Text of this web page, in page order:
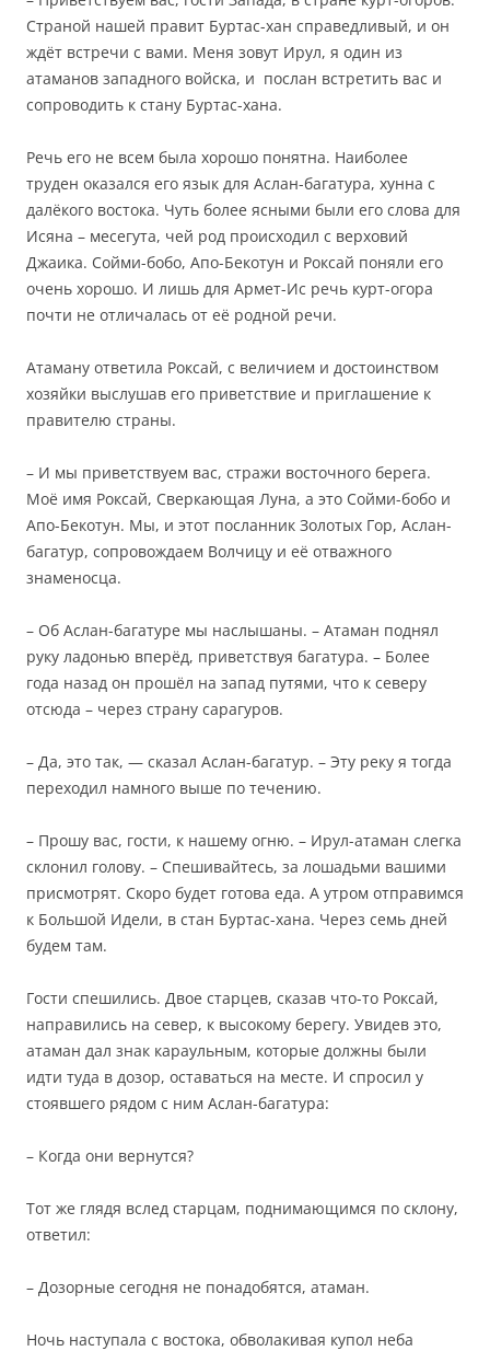
Страной нашей правит Буртас-хан справедливый, и он
ждёт встречи с вами. Меня зовут Ирул, я один из
атаманов западного войска, и послан встретить вас и
сопроводить к стану Буртас-хана.
Речь его не всем была хорошо понятна. Наиболее
труден оказался его язык для Аслан-багатура, хунна с
далёкого востока. Чуть более ясными были его слова для
Исяна – месегута, чей род происходил с верховий
Джаика. Сойми-бобо, Апо-Бекотун и Роксай поняли его
очень хорошо. И лишь для Армет-Ис речь курт-огора
почти не отличалась от её родной речи.
Атаману ответила Роксай, с величием и достоинством
хозяйки выслушав его приветствие и приглашение к
правителю страны.
– И мы приветствуем вас, стражи восточного берега.
Моё имя Роксай, Сверкающая Луна, а это Сойми-бобо и
Апо-Бекотун. Мы, и этот посланник Золотых Гор, Аслан-
багатур, сопровождаем Волчицу и её отважного
знаменосца.
– Об Аслан-багатуре мы наслышаны. – Атаман поднял
руку ладонью вперёд, приветствуя багатура. – Более
года назад он прошёл на запад путями, что к северу
отсюда – через страну сарагуров.
– Да, это так, — сказал Аслан-багатур. – Эту реку я тогда
переходил намного выше по течению.
– Прошу вас, гости, к нашему огню. – Ирул-атаман слегка
склонил голову. – Спешивайтесь, за лошадьми вашими
присмотрят. Скоро будет готова еда. А утром отправимся
к Большой Идели, в стан Буртас-хана. Через семь дней
будем там.
Гости спешились. Двое старцев, сказав что-то Роксай,
направились на север, к высокому берегу. Увидев это,
атаман дал знак караульным, которые должны были
идти туда в дозор, оставаться на месте. И спросил у
стоявшего рядом с ним Аслан-багатура:
– Когда они вернутся?
Тот же глядя вслед старцам, поднимающимся по склону,
ответил:
– Дозорные сегодня не понадобятся, атаман.
Ночь наступала с востока, обволакивая купол неба